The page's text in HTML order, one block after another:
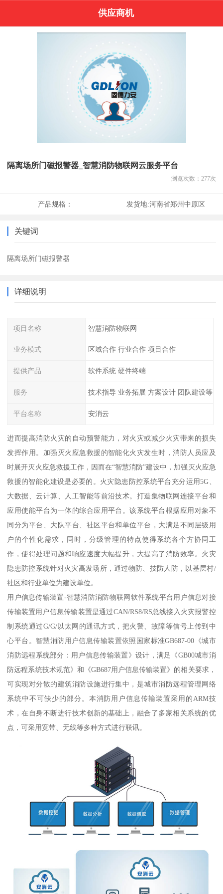
供应商机
隔离场所门磁报警器_智慧消防物联网云服务平台
浏览次数： 277次
产品规格： 发货地:河南省郑州中原区
关键词
隔离场所门磁报警器
详细说明
项目名称 智慧消防物联网
业务模式 区域合作 行业合作 项目合作
提供产品 软件系统 硬件终端
服务 技术指导 业务拓展 方案设计 团队建设等
平台名称 安消云
进而提高消防火灾的自动预警能力，对火灾或减少火灾带来的损失
发挥作用。加强灭火应急救援的智能化火灾发生时，消防人员应及
时展开灭火应急救援工作，因而在“智慧消防”建设中，加强灭火应急
救援的智能化建设是必要的。火灾隐患防控系统平台充分运用5G、
大数据、云计算、人工智能等前沿技术。打造集物联网连接平台和
应用使能平台为一体的综合应用平台。该系统平台根据应用对象不
同分为平台、大队平台、社区平台和单位平台，大满足不同层级用
户的个性化需求，同时，分级管理的特点使得系统各个方协同工
作，使得处理问题和响应速度大幅提升，大提高了消防效率。火灾
隐患防控系统针对火灾高发场所，通过物防、技防人防，以基层村/
社区和行业单位为建设单位。
用户信息传输装置-智慧消防消防物联网软件系统平台用户信息对接
传输装置用户信息传输装置是通过CAN/RS8/RS总线接入火灾报警控
制系统通过G/G/以太网的通讯方式，把火警、故障等信号上传到中
心平台。智慧消防用户信息传输装置依照国家标准GB687-00《城市
消防远程系统部分：用户信息传输装置》设计，满足《GB00城市消
防远程系统技术规范》和《GB687用户信息传输装置》的相关要求，
可实现对分散的建筑消防设施进行集中，是城市消防远程管理网络
系统中不可缺少的部分。本消防用户信息传输装置采用的ARM技
术，在自身不断进行技术创新的基础上，融合了多家相关系统的优
点，可采用宽带、无线等多种方式进行联讯。